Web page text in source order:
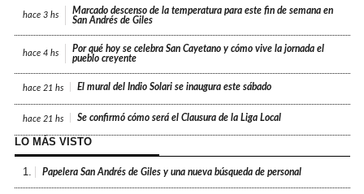
hace 3 hs
Marcado descenso de la temperatura para este fin de semana en
San Andrés de Giles
hace 4 hs
Por qué hoy se celebra San Cayetano y cómo vive la jornada el
pueblo creyente
hace 21 hs El mural del Indio Solari se inaugura este sábado
hace 21 hs Se confirmó cómo será el Clausura de la Liga Local
LO MÁS VISTO
1. Papelera San Andrés de Giles y una nueva búsqueda de personal